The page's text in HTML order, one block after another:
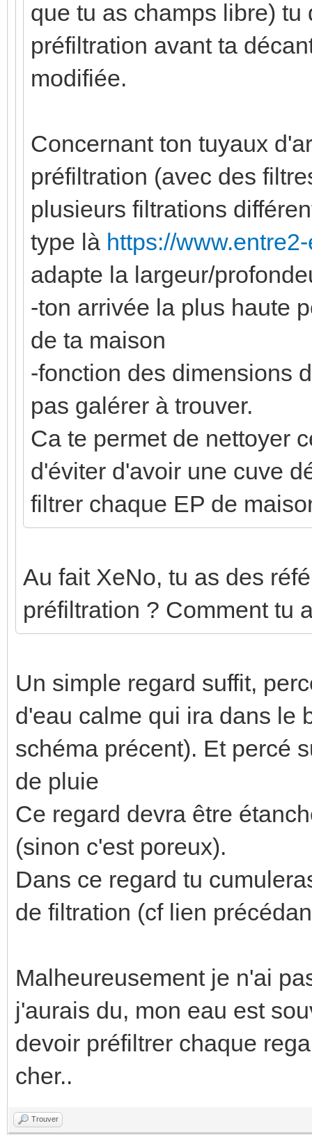
que tu as champs libre)
préfiltration avant ta
modifiée.
Concernant ton tuyaux
préfiltration (avec des
plusieurs filtrations
type là https://
adapte la largeur/
-ton arrivée la plus haute
de ta maison
-fonction des dimensions
pas galérer à trouver.
Ca te permet de nettoyer
d'éviter d'avoir une cuve
filtrer chaque EP de
Au fait XeNo, tu as des
préfiltration ? Comment tu
Un simple regard suffit,
d'eau calme qui ira dans le
schéma précent). Et percé
de pluie
Ce regard devra être
(sinon c'est poreux).
Dans ce regard tu
de filtration (cf lien
Malheureusement je n'ai
j'aurais du, mon eau est
devoir préfiltrer chaque
cher..
Trouver